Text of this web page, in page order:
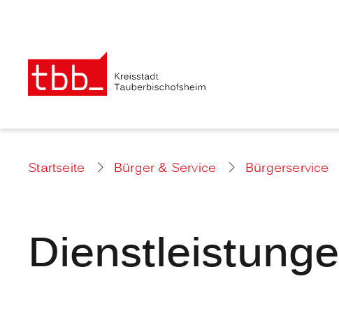
Startseite Bürger & Service Bürgerservice